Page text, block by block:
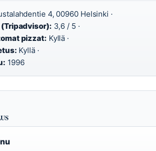
4, 00960 Helsinki ·
3,6 / 5 ·
pizzat: Kyllä ·
Kyllä ·
1996